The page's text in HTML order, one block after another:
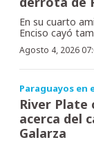
En su cuarto
Enciso cayó
Agosto 4, 2026
Paraguayos en
River Plate
acerca del
Galarza